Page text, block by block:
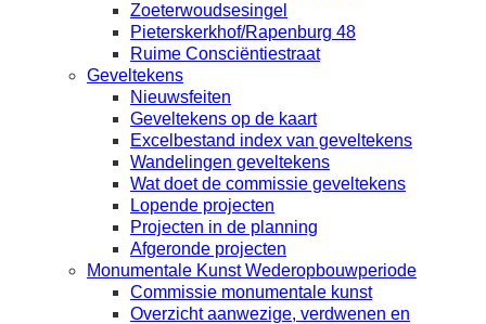
Zoeterwoudsesingel
Pieterskerkhof/Rapenburg 48
Ruime Consciëntiestraat
Geveltekens
Nieuwsfeiten
Geveltekens op de kaart
Excelbestand index van geveltekens
Wandelingen geveltekens
Wat doet de commissie geveltekens
Lopende projecten
Projecten in de planning
Afgeronde projecten
Monumentale Kunst Wederopbouwperiode
Commissie monumentale kunst
Overzicht aanwezige, verdwenen en